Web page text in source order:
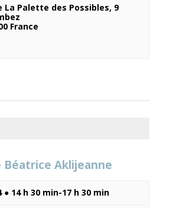
Palette des Possibles, 9
France
Béatrice Aklijeanne
● 14 h 30 min-17 h 30 min